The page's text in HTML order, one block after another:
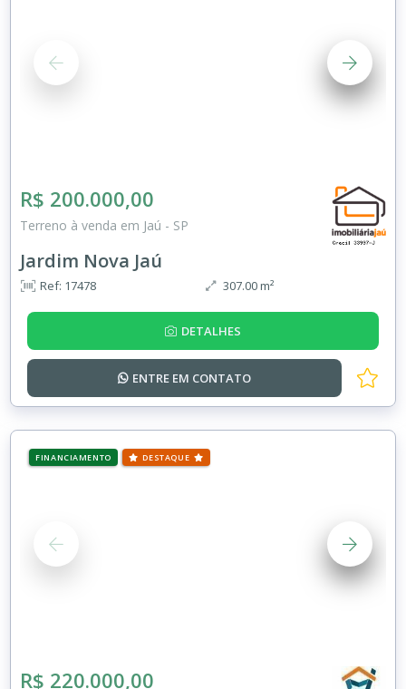
R$ 200.000,00
Terreno à venda em Jaú - SP
Jardim Nova Jaú
Ref: 17478 307.00 m²
DETALHES
ENTRE EM CONTATO
FINANCIAMENTO DESTAQUE
R$ 220.000,00